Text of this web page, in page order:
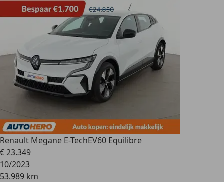
Renault Megane E-TechEV60 Equilibre
€ 23.349
10/2023
53.989 km